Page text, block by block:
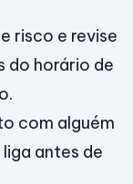
risco e revise
do horário de
com alguém
antes de